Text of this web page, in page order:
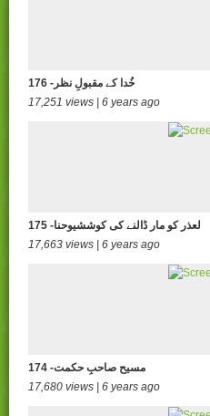
176 -خُدا کے مقبولِ نظر
17,251 views | 6 years ago
175 -لعذر کو مار ڈالنے کی کوششیوحنا
17,663 views | 6 years ago
174 -مسیح صاحبِ حکمت
17,680 views | 6 years ago